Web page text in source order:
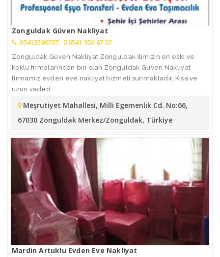
Zonguldak Güven Nakliyat
05413506737 0541 350 67 37
Zonguldak Güven Nakliyat Zonguldak ilimizin en eski ve
köklü firmalarından biri olan Zonguldak Güven Nakliyat
firmamız evden eve nakliyat hizmeti sunmaktadır. Kısa ve
uzun vaded...
Meşrutiyet Mahallesi, Milli Egemenlik Cd. No:66,
67030 Zonguldak Merkez/Zonguldak, Türkiye
Mardin Artuklu Evden Eve Nakliyat